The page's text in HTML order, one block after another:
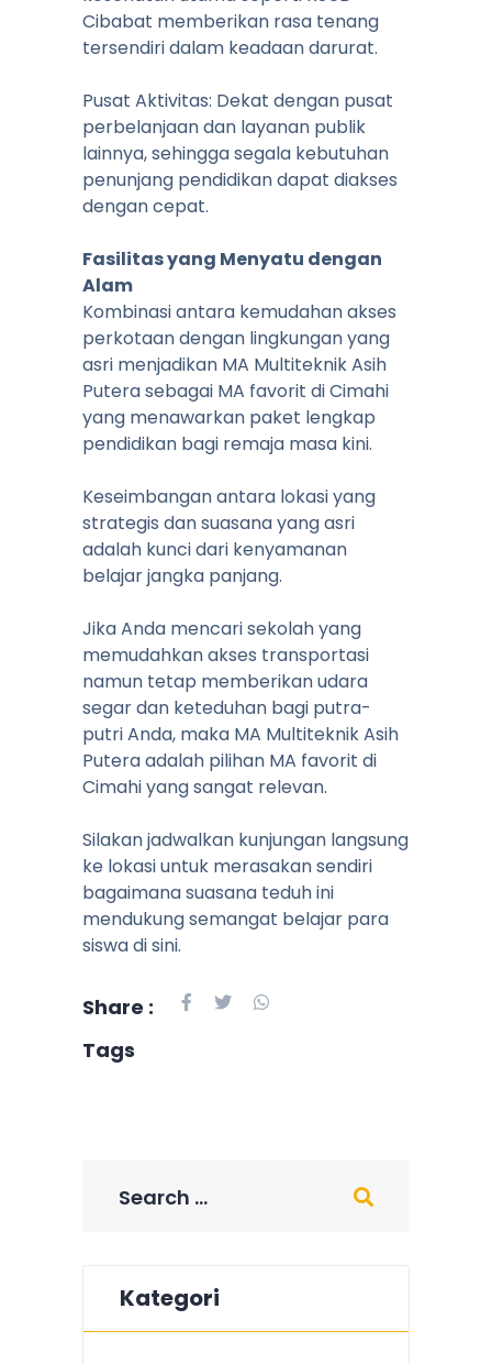
Cibabat memberikan rasa tenang
tersendiri dalam keadaan darurat.
Pusat Aktivitas: Dekat dengan pusat
perbelanjaan dan layanan publik
lainnya, sehingga segala kebutuhan
penunjang pendidikan dapat diakses
dengan cepat.
Fasilitas yang Menyatu dengan
Alam
Kombinasi antara kemudahan akses
perkotaan dengan lingkungan yang
asri menjadikan MA Multiteknik Asih
Putera sebagai MA favorit di Cimahi
yang menawarkan paket lengkap
pendidikan bagi remaja masa kini.
Keseimbangan antara lokasi yang
strategis dan suasana yang asri
adalah kunci dari kenyamanan
belajar jangka panjang.
Jika Anda mencari sekolah yang
memudahkan akses transportasi
namun tetap memberikan udara
segar dan keteduhan bagi putra-
putri Anda, maka MA Multiteknik Asih
Putera adalah pilihan MA favorit di
Cimahi yang sangat relevan.
Silakan jadwalkan kunjungan langsung
ke lokasi untuk merasakan sendiri
bagaimana suasana teduh ini
mendukung semangat belajar para
siswa di sini.
Share :
Tags
Kategori